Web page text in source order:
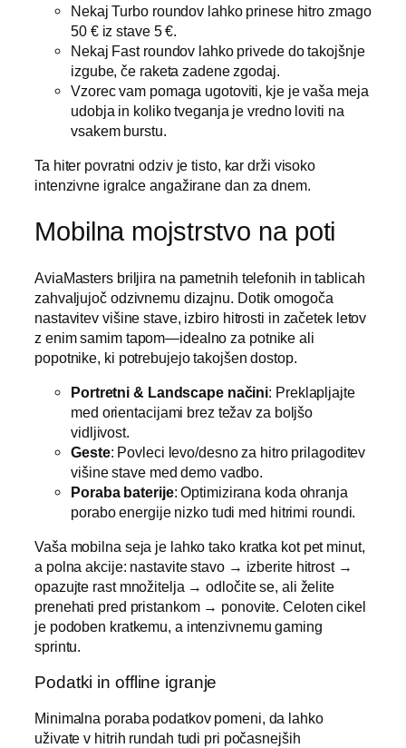
Nekaj Turbo roundov lahko prinese hitro zmago
50 € iz stave 5 €.
Nekaj Fast roundov lahko privede do takojšnje
izgube, če raketa zadene zgodaj.
Vzorec vam pomaga ugotoviti, kje je vaša meja
udobja in koliko tveganja je vredno loviti na
vsakem burstu.
Ta hiter povratni odziv je tisto, kar drži visoko
intenzivne igralce angažirane dan za dnem.
Mobilna mojstrstvo na poti
AviaMasters briljira na pametnih telefonih in tablicah
zahvaljujoč odzivnemu dizajnu. Dotik omogoča
nastavitev višine stave, izbiro hitrosti in začetek letov
z enim samim tapom—idealno za potnike ali
popotnike, ki potrebujejo takojšen dostop.
Portretni & Landscape načini: Preklapljajte
med orientacijami brez težav za boljšo
vidljivost.
Geste: Povleci levo/desno za hitro prilagoditev
višine stave med demo vadbo.
Poraba baterije: Optimizirana koda ohranja
porabo energije nizko tudi med hitrimi roundi.
Vaša mobilna seja je lahko tako kratka kot pet minut,
a polna akcije: nastavite stavo → izberite hitrost →
opazujte rast množitelja → odločite se, ali želite
prenehati pred pristankom → ponovite. Celoten cikel
je podoben kratkemu, a intenzivnemu gaming
sprintu.
Podatki in offline igranje
Minimalna poraba podatkov pomeni, da lahko
uživate v hitrih rundah tudi pri počasnejših